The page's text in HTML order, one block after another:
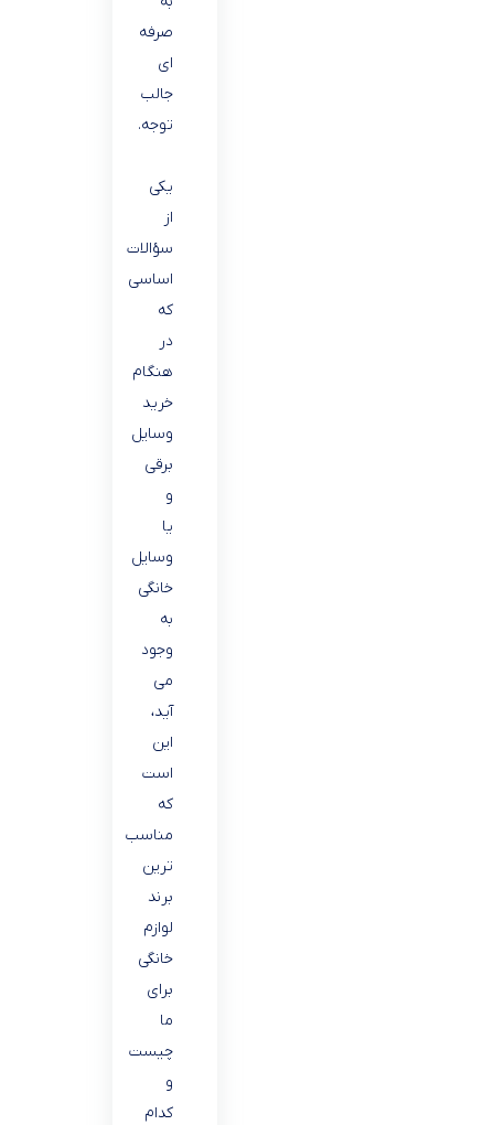
صرفه
ای
جالب
توجه.
یکی
از
سؤالات
اساسی
که
در
هنگام
خرید
وسایل
برقی
و
یا
وسایل
خانگی
به
وجود
می
آید،
این
است
که
مناسب
ترین
برند
لوازم
خانگی
برای
ما
چیست
و
کدام